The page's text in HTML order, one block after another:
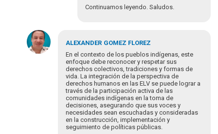
Continuamos leyendo. Saludos.
respuesta
Estimada
Luciana,
parece
muy…
Gracedede
ALEXANDER GOMEZ FLOREZ
En el contexto de los pueblos indígenas, este
enfoque debe reconocer y respetar sus
derechos colectivos, tradiciones y formas de
vida. La integración de la perspectiva de
derechos humanos en las ELV se puede lograr a
través de la participación activa de las
comunidades indígenas en la toma de
decisiones, asegurando que sus voces y
necesidades sean escuchadas y consideradas
en la construcción, implementación y
seguimiento de políticas públicas.